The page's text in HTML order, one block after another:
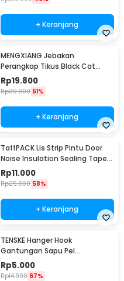
+ Keranjang
MENGXIANG Jebakan
Perangkap Tikus Black Cat
Mousetrap 2 PCS - JB56
Rp19.800
Rp39.900 51%
+ Keranjang
TaffPACK Lis Strip Pintu Door
Noise Insulation Sealing Tape
5Mx3cm - B35
Rp11.000
Rp25.900 58%
+ Keranjang
TENSKE Hanger Hook
Gantungan Sapu Pel
Multifungsi 1 PCS - GF-016
Rp5.000
Rp14.900 67%